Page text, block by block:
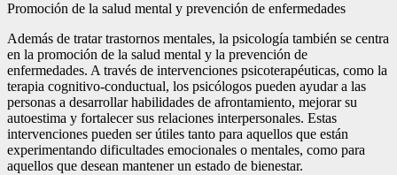
Promoción de la salud mental y prevención de enfermedades
Además de tratar trastornos mentales, la psicología también se centra
en la promoción de la salud mental y la prevención de
enfermedades. A través de intervenciones psicoterapéuticas, como la
terapia cognitivo-conductual, los psicólogos pueden ayudar a las
personas a desarrollar habilidades de afrontamiento, mejorar su
autoestima y fortalecer sus relaciones interpersonales. Estas
intervenciones pueden ser útiles tanto para aquellos que están
experimentando dificultades emocionales o mentales, como para
aquellos que desean mantener un estado de bienestar.